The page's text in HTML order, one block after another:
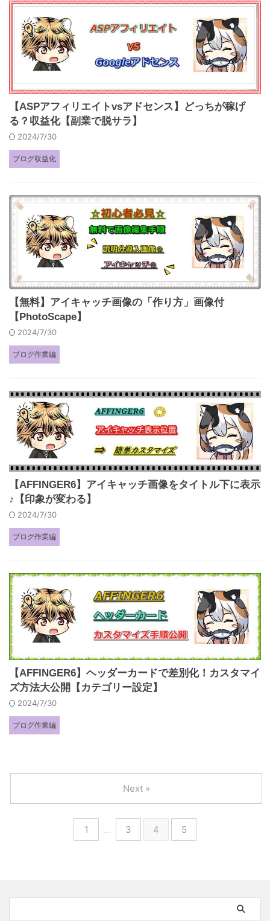
【ASPアフィリエイトvsアドセンス】どっちが稼げ
る？収益化【副業で脱サラ】
2024/7/30
ブログ収益化
【無料】アイキャッチ画像の「作り方」画像付
【PhotoScape】
2024/7/30
ブログ作業編
【AFFINGER6】アイキャッチ画像をタイトル下に表示
♪【印象が変わる】
2024/7/30
ブログ作業編
【AFFINGER6】ヘッダーカードで差別化！カスタマイ
ズ方法大公開【カテゴリー設定】
2024/7/30
ブログ作業編
1 … 3 4 5
Next »